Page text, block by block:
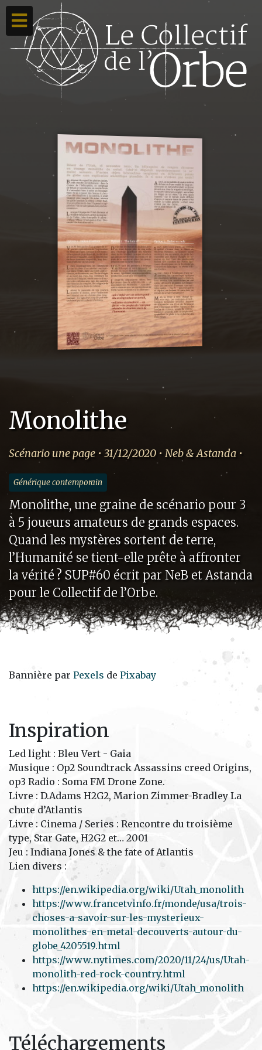
Accueil
Ton compte
Qui sommes nous ?
Contacte-nous
Monolithe
Scénario une page • 31/12/2020 • Neb & Astanda •
Générique contemporain
Monolithe, une graine de scénario pour 3
à 5 joueurs amateurs de grands espaces.
Quand les mystères sortent de terre,
l’Humanité se tient-elle prête à affronter
la vérité ? SUP#60 écrit par NeB et Astanda
pour le Collectif de l’Orbe.
Bannière par Pexels de Pixabay
Inspiration
Led light : Bleu Vert - Gaia
Musique : Op2 Soundtrack Assassins creed Origins,
op3 Radio : Soma FM Drone Zone.
Livre : D.Adams H2G2, Marion Zimmer-Bradley La
chute d’Atlantis
Livre : Cinema / Series : Rencontre du troisième
type, Star Gate, H2G2 et… 2001
Jeu : Indiana Jones & the fate of Atlantis
Lien divers :
https://en.wikipedia.org/wiki/Utah_monolith
https://www.francetvinfo.fr/monde/usa/trois-
choses-a-savoir-sur-les-mysterieux-
monolithes-en-metal-decouverts-autour-du-
globe_4205519.html
https://www.nytimes.com/2020/11/24/us/Utah-
monolith-red-rock-country.html
https://en.wikipedia.org/wiki/Utah_monolith
Téléchargements